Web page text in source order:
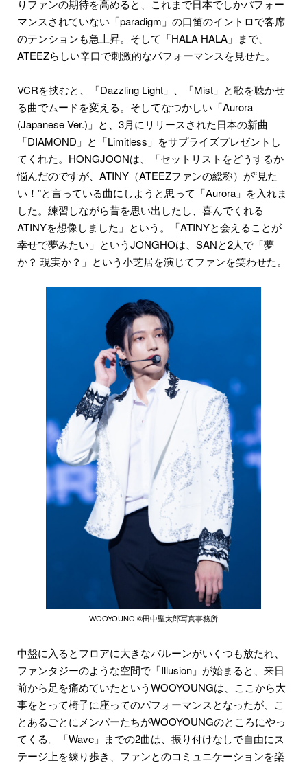
りファンの期待を高めると、これまで日本でしかパフォー
マンスされていない「paradigm」の口笛のイントロで客席
のテンションも急上昇。そして「HALA HALA」まで、
ATEEZらしい辛口で刺激的なパフォーマンスを見せた。
VCRを挟むと、「Dazzling Light」、「Mist」と歌を聴かせ
る曲でムードを変える。そしてなつかしい「Aurora
(Japanese Ver.)」と、3月にリリースされた日本の新曲
「DIAMOND」と「Limitless」をサプライズプレゼントし
てくれた。HONGJOONは、「セットリストをどうするか
悩んだのですが、ATINY（ATEEZファンの総称）が“見た
い！”と言っている曲にしようと思って「Aurora」を入れま
した。練習しながら昔を思い出したし、喜んでくれる
ATINYを想像しました」という。「ATINYと会えることが
幸せで夢みたい」というJONGHOは、SANと2人で「夢
か？ 現実か？」という小芝居を演じてファンを笑わせた。
WOOYOUNG ©田中聖太郎写真事務所
中盤に入るとフロアに大きなバルーンがいくつも放たれ、
ファンタジーのような空間で「Illusion」が始まると、来日
前から足を痛めていたというWOOYOUNGは、ここから大
事をとって椅子に座ってのパフォーマンスとなったが、こ
とあるごとにメンバーたちがWOOYOUNGのところにやっ
てくる。「Wave」までの2曲は、振り付けなしで自由にス
テージ上を練り歩き、ファンとのコミュニケーションを楽